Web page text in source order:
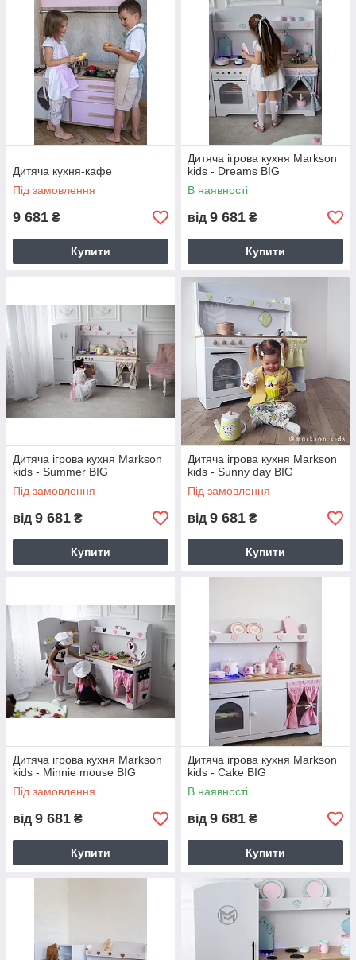
Дитяча кухня-кафе
Під замовлення
9 681 ₴
Купити
Дитяча ігрова кухня Markson
kids - Dreams BIG
В наявності
від 9 681 ₴
Купити
Дитяча ігрова кухня Markson
kids - Summer BIG
Під замовлення
від 9 681 ₴
Купити
Дитяча ігрова кухня Markson
kids - Sunny day BIG
Під замовлення
від 9 681 ₴
Купити
Дитяча ігрова кухня Markson
kids - Minnie mouse BIG
Під замовлення
від 9 681 ₴
Купити
Дитяча ігрова кухня Markson
kids - Cake BIG
В наявності
від 9 681 ₴
Купити